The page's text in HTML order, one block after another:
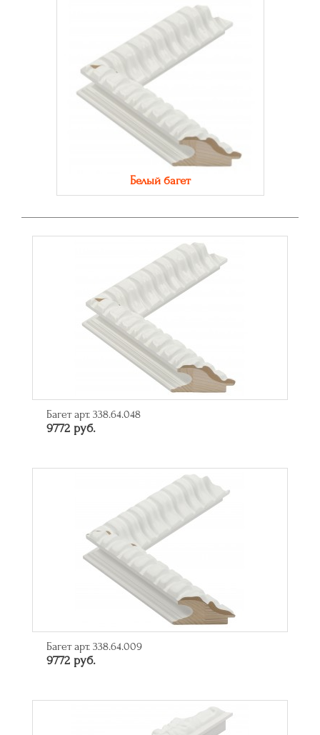
Белый багет
Багет арт. 338.64.048
9772 руб.
Багет арт. 338.64.009
9772 руб.